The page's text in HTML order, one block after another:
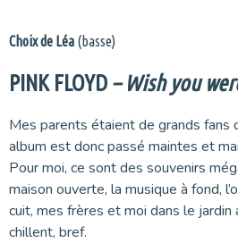
Choix de Léa (basse)
PINK FLOYD – Wish you
Mes parents étaient de grands fans
album est donc passé maintes et
Pour moi, ce sont des souvenirs
maison ouverte, la musique à fond,
cuit, mes frères et moi dans le jardin
chillent, bref.